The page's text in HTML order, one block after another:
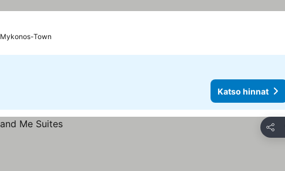
Mykonos-Town
Katso hinnat
Jaa